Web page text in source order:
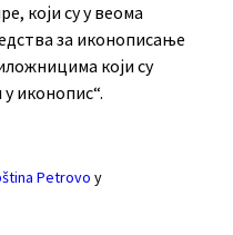
који су у веома
за иконописање
који су
у иконопис“.
Petrovo у